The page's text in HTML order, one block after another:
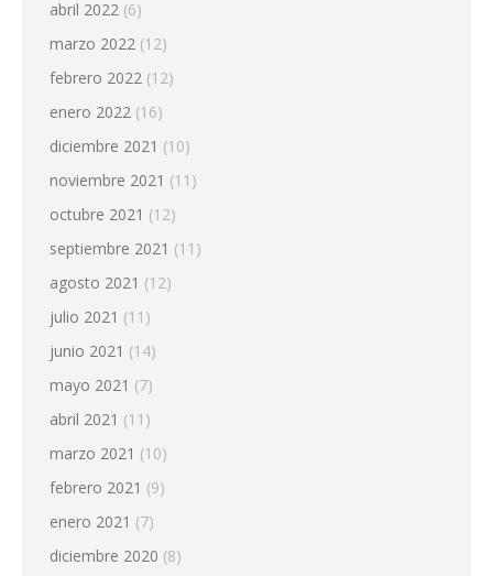
abril 2022 (6)
marzo 2022 (12)
febrero 2022 (12)
enero 2022 (16)
diciembre 2021 (10)
noviembre 2021 (11)
octubre 2021 (12)
septiembre 2021 (11)
agosto 2021 (12)
julio 2021 (11)
junio 2021 (14)
mayo 2021 (7)
abril 2021 (11)
marzo 2021 (10)
febrero 2021 (9)
enero 2021 (7)
diciembre 2020 (8)